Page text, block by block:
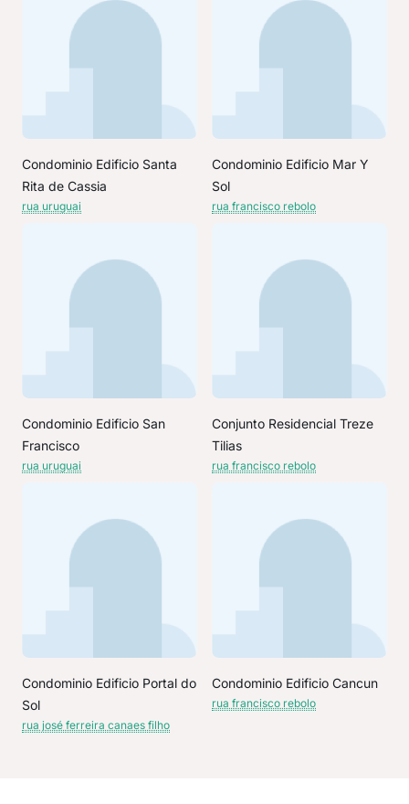
Condominio Edificio Santa
Rita de Cassia
rua uruguai
Condominio Edificio Mar Y
Sol
rua francisco rebolo
Condominio Edificio San
Francisco
rua uruguai
Conjunto Residencial Treze
Tilias
rua francisco rebolo
Condominio Edificio Portal do
Sol
rua josé ferreira canaes filho
Condominio Edificio Cancun
rua francisco rebolo